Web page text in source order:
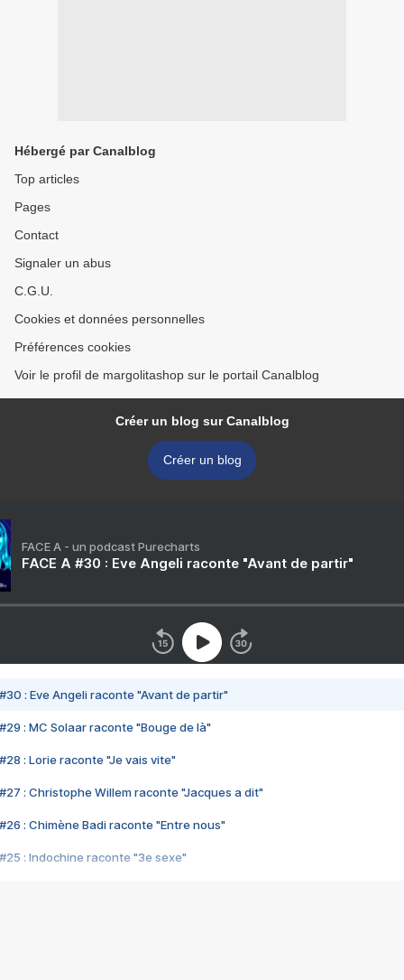
Hébergé par Canalblog
Top articles
Pages
Contact
Signaler un abus
C.G.U.
Cookies et données personnelles
Préférences cookies
Voir le profil de margolitashop sur le portail Canalblog
Créer un blog sur Canalblog
Créer un blog
FACE A - un podcast Purecharts
FACE A #30 : Eve Angeli raconte "Avant de partir"
#30 : Eve Angeli raconte "Avant de partir"
#29 : MC Solaar raconte "Bouge de là"
#28 : Lorie raconte "Je vais vite"
#27 : Christophe Willem raconte "Jacques a dit"
#26 : Chimène Badi raconte "Entre nous"
#25 : Indochine raconte "3e sexe"